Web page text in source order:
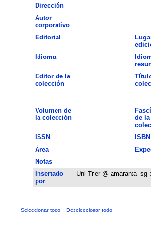
Dirección
Autor
corporativo
Editorial
Idioma
Editor de la
colección
Volumen de
la colección
de la
ISSN
ISBN
Área
Notas
Insertado
por
Uni-Trier @ amaranta_sg
Seleccionar todo Deseleccionar todo